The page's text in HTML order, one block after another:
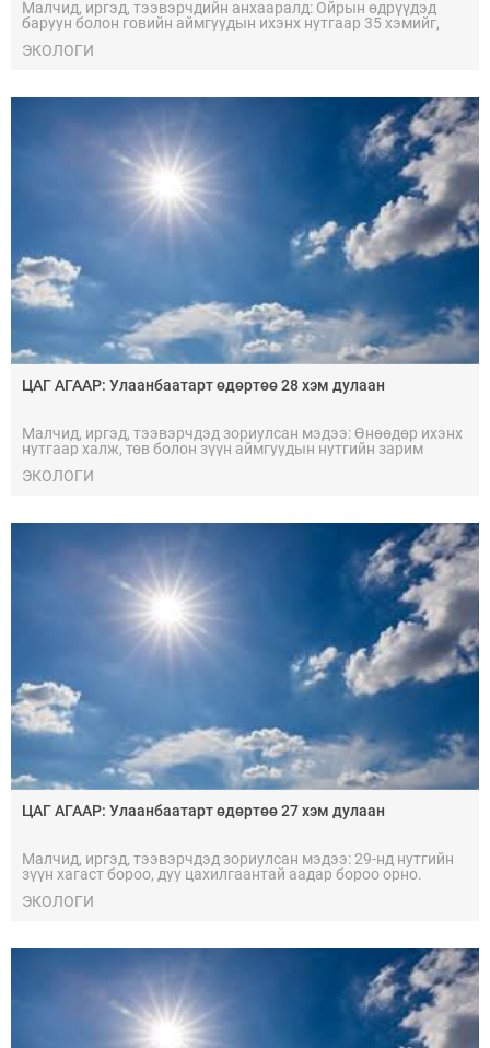
Малчид, иргэд, тээвэрчдийн анхааралд: Ойрын өдрүүдэд
баруун болон говийн аймгуудын ихэнх нутгаар 35 хэмийг,
40 хэмийг давж халах тул наршилт, болзошгүй эрсдэлээс
ЭКОЛОГИ
ЦАГ АГААР: Улаанбаатарт өдөртөө 28 хэм дулаан
Малчид, иргэд, тээвэрчдэд зориулсан мэдээ: Өнөөдөр ихэнх
нутгаар халж, төв болон зүүн аймгуудын нутгийн зарим
ЭКОЛОГИ
ЦАГ АГААР: Улаанбаатарт өдөртөө 27 хэм дулаан
Малчид, иргэд, тээвэрчдэд зориулсан мэдээ: 29-нд нутгийн
зүүн хагаст бороо, дуу цахилгаантай аадар бороо орно.
ЭКОЛОГИ